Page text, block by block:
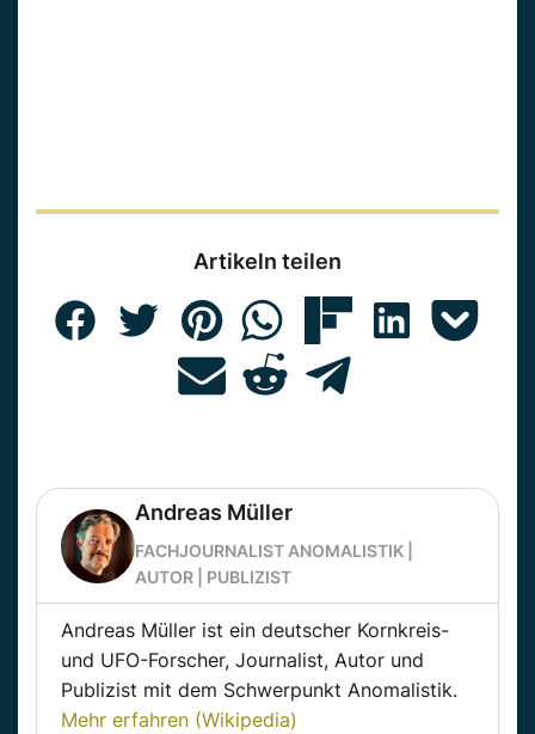
Artikeln teilen
Andreas Müller
FACHJOURNALIST ANOMALISTIK |
AUTOR | PUBLIZIST
Andreas Müller ist ein deutscher Kornkreis-
und UFO-Forscher, Journalist, Autor und
Publizist mit dem Schwerpunkt Anomalistik.
Mehr erfahren (Wikipedia)